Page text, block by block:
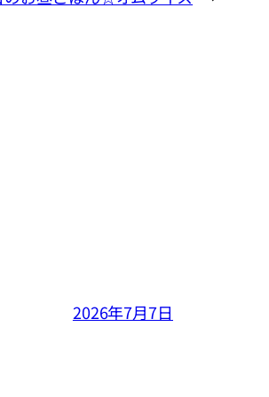
2026年7月7日